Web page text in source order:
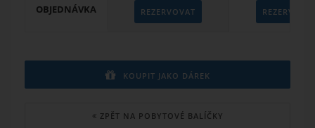
OBJEDNÁVKA REZERVOVAT
KOUPIT JAKO DÁREK
ZPĚT NA POBYTOVÉ BALÍČKY